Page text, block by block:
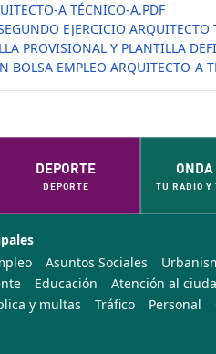
A TÉCNICO-A.PDF
EJERCICIO
PROVISIONAL Y PLANTILLA
BOLSA EMPLEO ARQUITECTO-A
DEPORTE
DEPORTE
ONDA
TU RADIO Y
Asuntos Sociales
Educación Atención al
y multas Tráfico Personal